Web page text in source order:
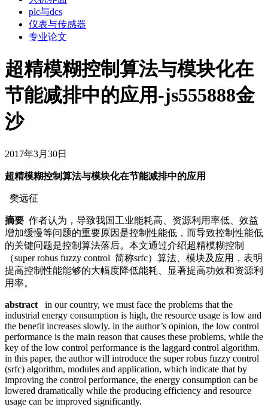
plc与dcs
仪表与传感器
专业论文
超精模糊控制算法与模块化在
节能减排中的应用-js555888金
沙
2017年3月30日
超精模糊控制算法与模块化在节能减排中的应用
樊远征
摘要 作者认为，导致我国工业能耗高、资源利用率低、效益
增加缓慢等问题的重要原因是控制性能低，而导致控制性能低
的关键问题是控制算法落后。本文通过介绍超精模糊控制
（super robus fuzzy control 简称srfc）算法、模块及应用，表明
提高控制性能能够的大幅度降低能耗、显著提高功效和资源利
用率。
abstract in our country, we must face the problems that the
industrial energy consumption is high, the resource usage is low and
the benefit increases slowly. in the author’s opinion, the low control
performance is the main reason that causes these problems, while the
key of the low control performance is the laggard control algorithm.
in this paper, the author will introduce the super robus fuzzy control
(srfc) algorithm, modules and application, which indicate that by
improving the control performance, the energy consumption can be
lowered dramatically while the producing efficiency and resource
usage can be improved significantly.